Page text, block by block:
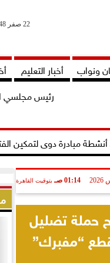
22 صفر 1448
ونواب أخبار التعليم
رئيس مجلسي
دوى لتمكين الفتيات بفرع
01:14 صـ بتوقيت القاهرة
حملة تضليل
“مفبرك”